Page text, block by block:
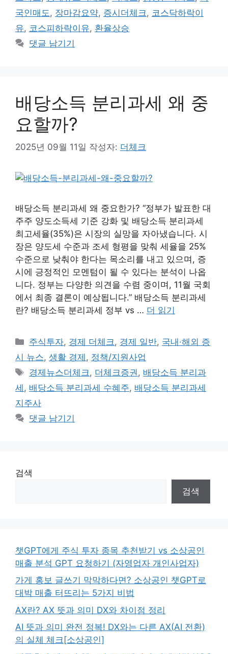
국인매도, 장마감요약, 증시더체크, 코스닥하락이
유, 코스피하락이유, 환율상승
댓글 남기기
배당소득 분리과세 왜 중
요할까?
2025년 09월 11일 작성자: 더체크
배당소득 분리과세 왜 중요한가? “정부가 발표한 대
주주 양도소득세 기준 강화 및 배당소득 분리과세
최고세율(35%)은 시장의 실망을 자아냈습니다. 시
장은 양도세 수준과 조세 형평을 맞춰 세율을 25%
수준으로 낮춰야 한다는 목소리를 내고 있으며, 증
시에 긍정적인 모멘텀이 될 수 있다는 분석이 나옵
니다. 정부는 다양한 의견을 수렴 중이며, 11월 국회
에서 최종 결론이 예상됩니다.” 배당소득 분리과세
란? 배당소득 분리과세 정부 vs … 더 읽기
카
테
고
리
주식투자, 경제 더체크 , 경제 일반, 국내·해외 증
시 뉴스, 생활 경제 , 정책/지원사업
태
그
경제뉴스더체크 , 더체크증권 , 배당소득 분리과
세 , 배당소득 분리과세 수혜주, 배당소득 분리과세
지주사
댓글 남기기
검색
검색
챗GPT에게 주식 투자 종목 추천받기 vs 소상공인
매출 분석 GPT 요청하기 (자영업자 개인사업자)
가게 홍보 글쓰기 막막하다면? 소상공인 챗GPT로
대박 매출 터뜨리는 5가지 비법
AX란? AX 뜻과 의미 DX와 차이점 정리
AI 뜻과 의미 완전 정복! DX와는 다른 AX(AI 전환)
의 실체 체크[소상공인]